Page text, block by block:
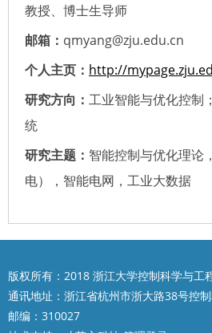
教授、博士生导师
邮箱： qmyang@zju.edu.cn
个人主页： http://
研究方向： 工业智能与优化控制
统
研究主题： 智能控制与优化理论
电），智能电网，工业大数据
版权所有：2018 浙江大学控制科学与工
通讯地址：浙江省杭州市浙大路38号控
邮编：310027